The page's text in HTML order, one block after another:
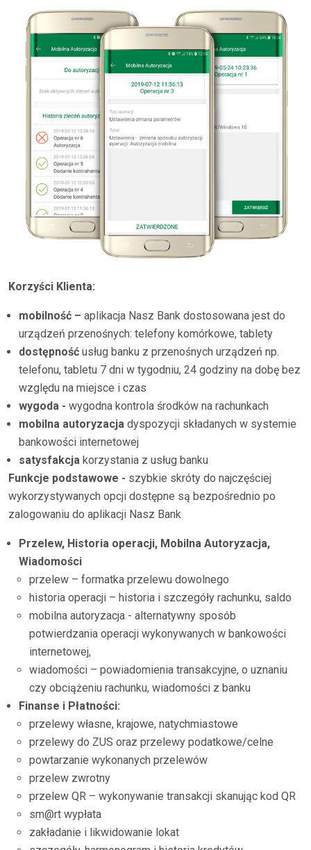
Korzyści Klienta:
mobilność – aplikacja Nasz Bank dostosowana jest do
urządzeń przenośnych: telefony komórkowe, tablety
dostępność usług banku z przenośnych urządzeń np.
telefonu, tabletu 7 dni w tygodniu, 24 godziny na dobę bez
względu na miejsce i czas
wygoda - wygodna kontrola środków na rachunkach
mobilna autoryzacja dyspozycji składanych w systemie
bankowości internetowej
satysfakcja korzystania z usług banku
Funkcje podstawowe - szybkie skróty do najczęściej
wykorzystywanych opcji dostępne są bezpośrednio po
zalogowaniu do aplikacji Nasz Bank
Przelew, Historia operacji, Mobilna Autoryzacja,
Wiadomości
przelew – formatka przelewu dowolnego
historia operacji – historia i szczegóły rachunku, saldo
mobilna autoryzacja - alternatywny sposób
potwierdzania operacji wykonywanych w bankowości
internetowej,
wiadomości – powiadomienia transakcyjne, o uznaniu
czy obciążeniu rachunku, wiadomości z banku
Finanse i Płatności:
przelewy własne, krajowe, natychmiastowe
przelewy do ZUS oraz przelewy podatkowe/celne
powtarzanie wykonanych przelewów
przelew zwrotny
przelew QR – wykonywanie transakcji skanując kod QR
sm@rt wypłata
zakładanie i likwidowanie lokat